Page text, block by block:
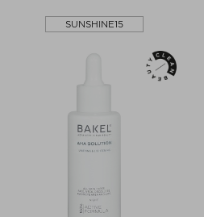
SUNSHINE15